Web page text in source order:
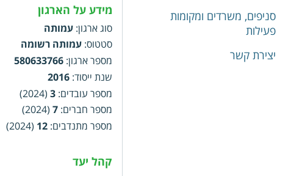
סניפים, משרדים ומקומות
פעילות
יצירת קשר
מידע על הארגון
סוג ארגון: עמותה
סטטוס: עמותה רשומה
מספר ארגון:
580633766
שנת ייסוד:
2016
מספר עובדים:
3
(2024)
מספר חברים:
7
(2024)
מספר מתנדבים:
12
(2024)
קהל יעד